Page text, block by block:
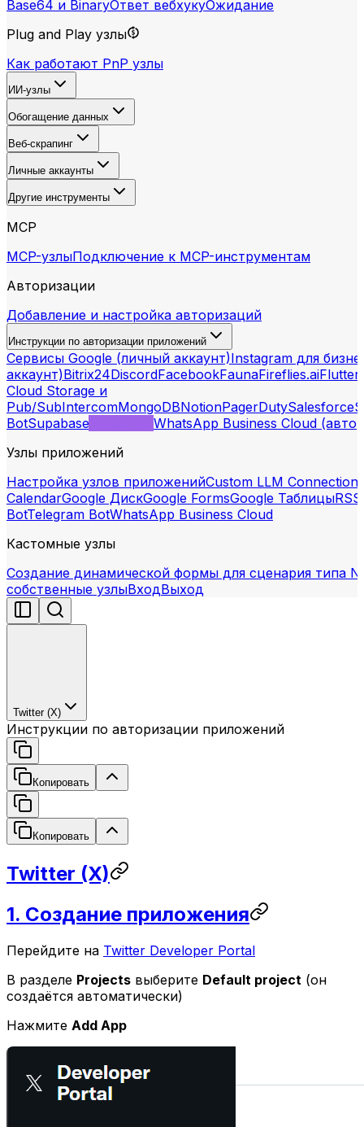
Base64 и BinaryОтвет вебхукуОжидание
Plug and Play узлы
Как работают PnP узлы
ИИ-узлы
Обогащение данных
Веб-скрапинг
Личные аккаунты
Другие инструменты
MCP
MCP-узлыПодключение к MCP-инструментам
Авторизации
Добавление и настройка авторизаций
Инструкции по авторизации приложений
Сервисы Google (личный аккаунт)Instagram для
аккаунт)Bitrix24DiscordFacebookFaunaFireflies.ai
Cloud Storage и
Pub/SubIntercomMongoDBNotionPagerDutySalesforce
BotSupabase
WhatsApp Business Cloud
Узлы приложений
Настройка узлов приложенийCustom LLM Connection
CalendarGoogle ДискGoogle FormsGoogle ТаблицыRSS
BotTelegram BotWhatsApp Business Cloud
Кастомные узлы
Создание динамической формы для сценария типа
собственные узлыВходВыход
Twitter (X)
Инструкции по авторизации приложений
Копировать
Копировать
Twitter (X)
1. Создание приложения
Перейдите на Twitter Developer Portal
В разделе Projects выберите Default project (он
создаётся автоматически)
Нажмите Add App